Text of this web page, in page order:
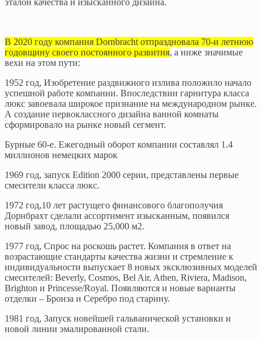
В 2020 году компания Dornbracht отпраздновала 70-и летнюю
годовщину своего постоянного развития, а ниже значимые
вехи на этом пути:
1952 год, Изобретение раздвижного излива положило начало
успешной работе компании. Впоследствии гарнитура класса
люкс завоевала широкое признание на международном рынке.
А создание первоклассного дизайна ванной комнаты
сформировало на рынке новый сегмент.
Бурные 60-е. Ежегодный оборот компании составлял 1.4
миллионов немецких марок
1969 год, запуск Edition 2000 серии, представлены первые
смесители класса люкс.
1972 год,10 лет растущего финансового благополучия
Дорнбрахт сделали ассортимент изысканным, появился
новый завод, площадью 25,000 м2.
1977 год, Спрос на роскошь растет. Компания в ответ на
возрастающие стандарты качества жизни и стремление к
индивидуальности выпускает 8 новых эксклюзивных моделей
смесителей: Beverly, Cosmos, Bel Air, Athen, Riviera, Madison,
Brighton и Princesse/Royal. Появляются и новые варианты
отделки – Бронза и Серебро под старину.
1981 год, Запуск новейшей гальванической установки и
новой линии эмалированной стали.